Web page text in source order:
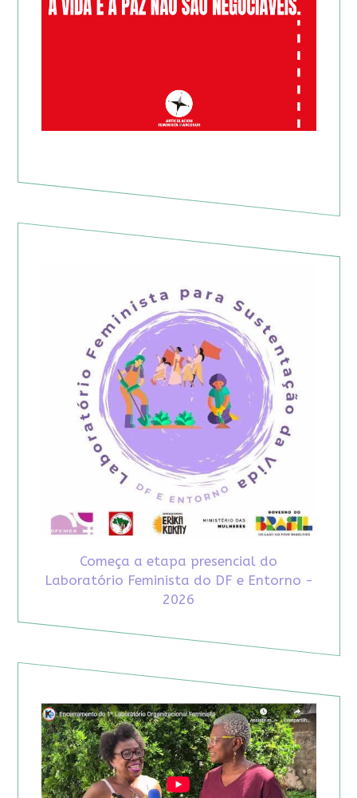
Começa a etapa presencial do
Laboratório Feminista do DF e Entorno -
2026